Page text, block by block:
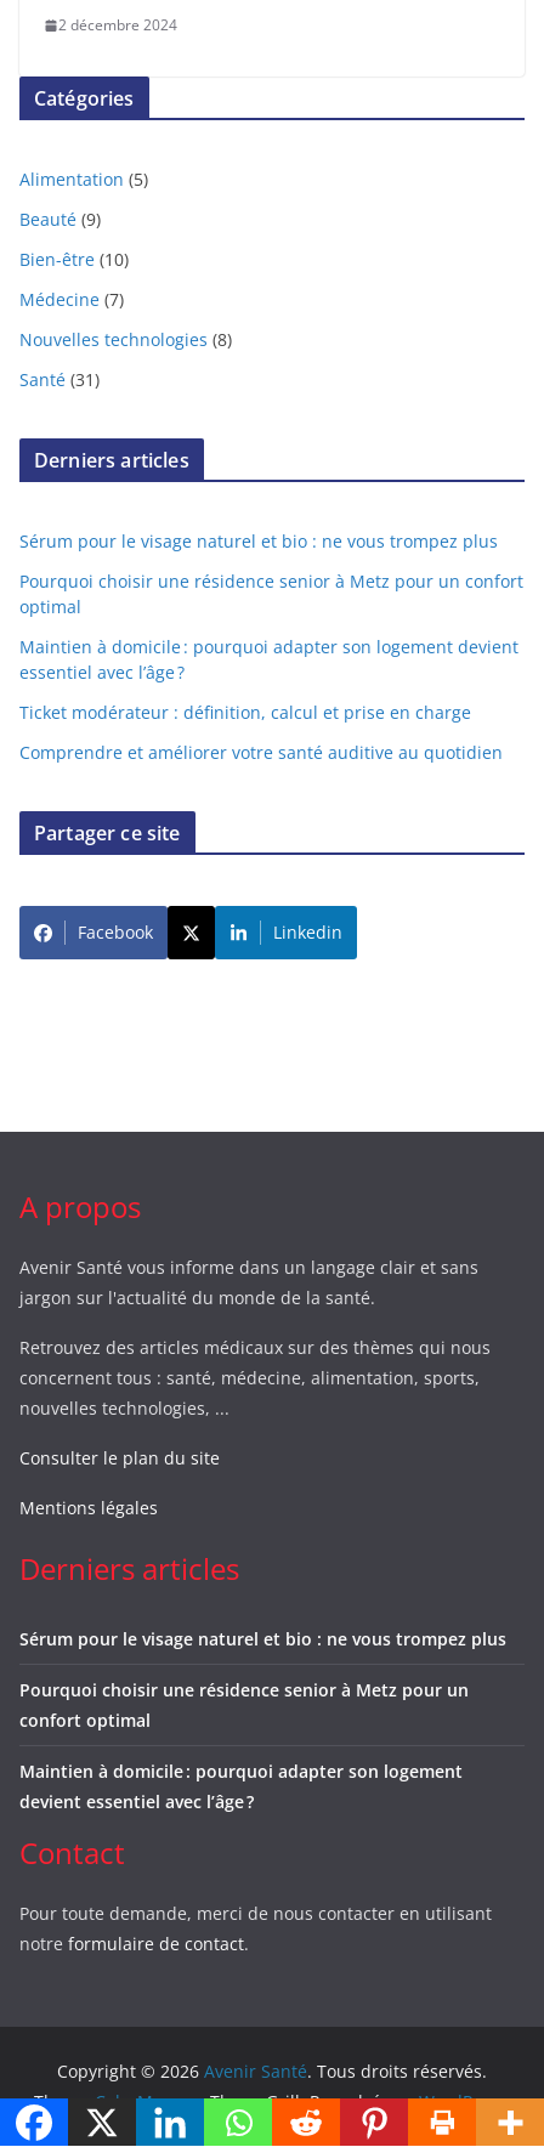
2 décembre 2024
Catégories
Alimentation (5)
Beauté (9)
Bien-être (10)
Médecine (7)
Nouvelles technologies (8)
Santé (31)
Derniers articles
Sérum pour le visage naturel et bio : ne vous trompez plus
Pourquoi choisir une résidence senior à Metz pour un confort
optimal
Maintien à domicile : pourquoi adapter son logement devient
essentiel avec l’âge ?
Ticket modérateur : définition, calcul et prise en charge
Comprendre et améliorer votre santé auditive au quotidien
Partager ce site
Facebook Linkedin
A propos
Avenir Santé vous informe dans un langage clair et sans
jargon sur l'actualité du monde de la santé.
Retrouvez des articles médicaux sur des thèmes qui nous
concernent tous : santé, médecine, alimentation, sports,
nouvelles technologies, ...
Consulter le plan du site
Mentions légales
Derniers articles
Sérum pour le visage naturel et bio : ne vous trompez plus
Pourquoi choisir une résidence senior à Metz pour un
confort optimal
Maintien à domicile : pourquoi adapter son logement
devient essentiel avec l’âge ?
Contact
Pour toute demande, merci de nous contacter en utilisant
notre formulaire de contact.
Copyright © 2026 Avenir Santé. Tous droits réservés.
Theme
ColorMagpar ThemeGrill. Propulsé parWordPress.